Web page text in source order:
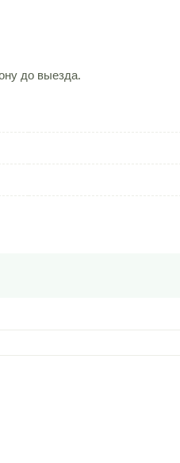
до выезда.